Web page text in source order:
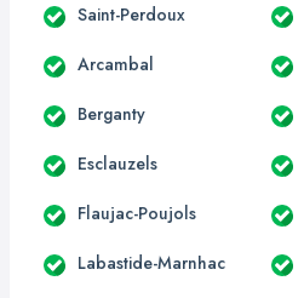
Saint-Perdoux
Arcambal
Berganty
Esclauzels
Flaujac-Poujols
Labastide-Marnhac